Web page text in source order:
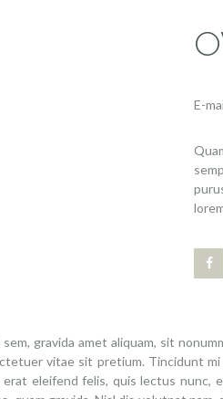
E-
gravida amet aliquam, sit
vitae sit pretium. Tincidunt
erat eleifend felis, quis lectus